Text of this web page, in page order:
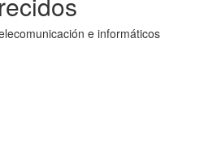
e informáticos